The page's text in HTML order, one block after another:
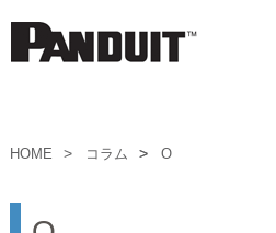
HOME コラム O